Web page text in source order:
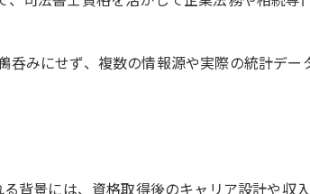
みにせず、複数の情報源や実際の統計デ
背景には、資格取得後のキャリア設計や